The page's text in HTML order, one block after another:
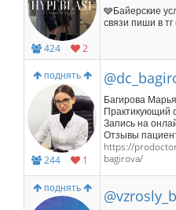
424 2
🩶Байерские
связи пиши в
поднять
244 1
Багирова
Практикующий
Запись на
Отзывы
https://
bagirova/
поднять